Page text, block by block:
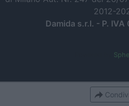
2012-
Damida s.r.l. - P.